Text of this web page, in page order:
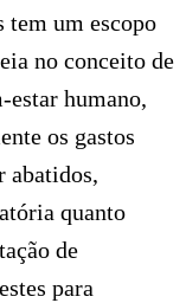
tem um escopo
no conceito de
estar humano,
os gastos
abatidos,
quanto
de
para